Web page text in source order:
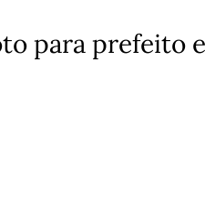
para prefeito